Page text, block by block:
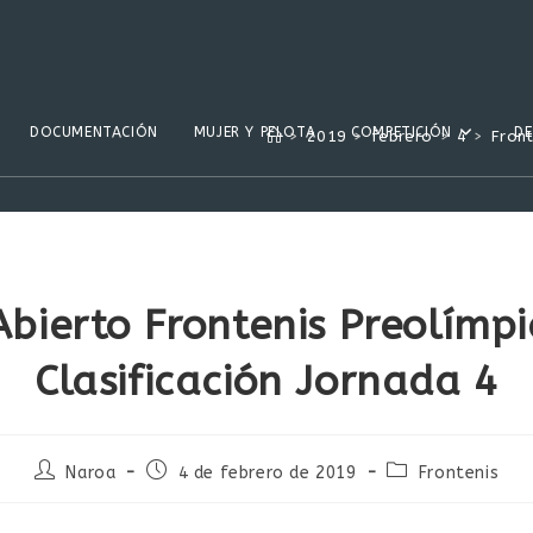
DOCUMENTACIÓN MUJER Y PELOTA COMPETICIÓN
> 2019 > febrero > 4 >
Frontenis
Clasificación Jornada 4
AutorNaroa
Publicación
4 de febrero de 2019
Categoría
Frontenis